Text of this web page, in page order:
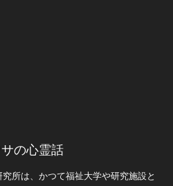
の心霊話
所は、かつて福祉大学や研究施設と